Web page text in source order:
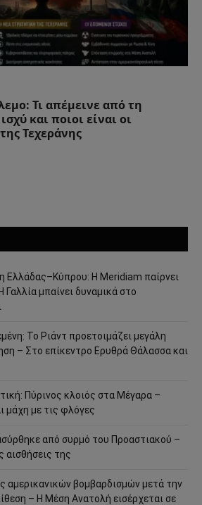
Τι απέμεινε από τη
και ποιοι είναι οι
Τεχεράνης
Ελλάδας–Κύπρου: Η Meridiam παίρνει
Γαλλία μπαίνει δυναμικά στο
Το Ριάντ προετοιμάζει μεγάλη
– Στο επίκεντρο Ερυθρά Θάλασσα και
Πύρινος κλοιός στα Μέγαρα –
μάχη με τις φλόγες
από συρμό του Προαστιακού –
αισθήσεις της
αμερικανικών βομβαρδισμών μετά την
– Η Μέση Ανατολή εισέρχεται σε